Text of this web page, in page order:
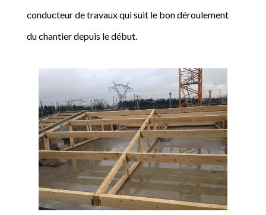
conducteur de travaux qui suit le bon déroulement
du chantier depuis le début.